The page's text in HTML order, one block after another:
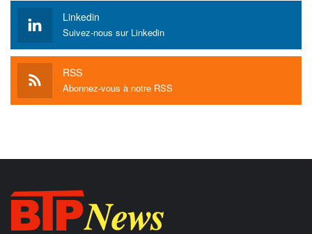
Linkedin
Suivez-nous sur Linkedin
RSS
Abonnez-vous à notre RSS